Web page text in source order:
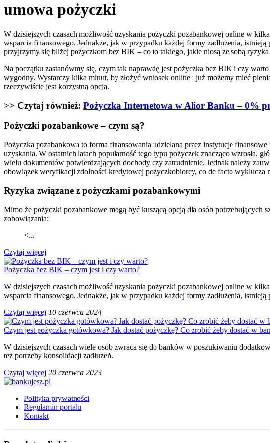
umowa pożyczki
W dzisiejszych czasach możliwość uzyskania pożyczki pozabankowej online w
wsparcia finansowego. Jednakże, jak w przypadku każdej formy zadłużenia,
przyjrzymy się bliżej pożyczkom bez BIK – co to takiego, jakie niosą ze sobą
Na początku zastanówmy się, czym tak naprawdę jest pożyczka bez BIK i czy
wygodny. Wystarczy kilka minut, by złożyć wniosek online i już możemy mieć
rzeczywiście jest korzystną opcją.
>> Czytaj również: Pożyczka Internetowa w Alior Banku – 0%
Pożyczki pozabankowe – czym są?
Pożyczka pozabankowa to forma finansowania udzielana przez instytucje
uzyskania. W ostatnich latach popularność tego typu pożyczek znacząco wzrosła,
wielu dokumentów potwierdzających dochody czy zatrudnienie. Jednak należy
obowiązek weryfikacji zdolności kredytowej pożyczkobiorcy, co de facto
Ryzyka związane z pożyczkami pozabankowymi
Mimo że pożyczki pozabankowe mogą być kuszącą opcją dla osób potrzebujących
zobowiązania:
<...
Czytaj więcej
Pożyczka bez BIK – czym jest i czy warto?
W dzisiejszych czasach możliwość uzyskania pożyczki pozabankowej online w
wsparcia finansowego. Jednakże, jak w przypadku każdej formy zadłużenia,
Czytaj więcej 10 czerwca 2024
Czym jest pożyczka gotówkowa? Jak dostać pożyczkę? Co zrobić żeby dostać w
W dzisiejszych czasach wiele osób zwraca się do banków w poszukiwaniu
też potrzeby konsolidacji zadłużeń.
Czytaj więcej 20 czerwca 2023
Polityka prywatności
Regulamin portalu
Kontakt